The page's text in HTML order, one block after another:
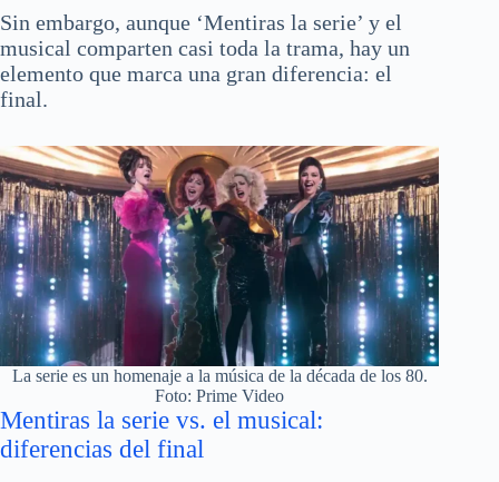
Sin embargo, aunque ‘Mentiras la serie’ y el
musical comparten casi toda la trama, hay un
elemento que marca una gran diferencia: el
final.
La serie es un homenaje a la música de la década de los 80.
Foto: Prime Video
Mentiras la serie vs. el musical:
diferencias del final